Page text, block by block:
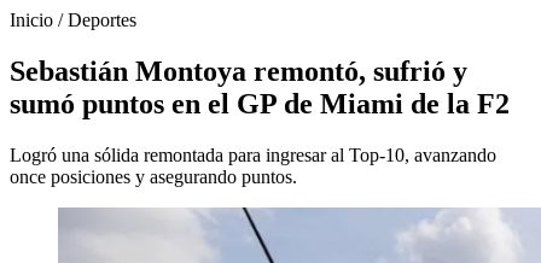
Inicio /Deportes
Sebastián Montoya remontó, sufrió y
sumó puntos en el GP de Miami de la F2
Logró una sólida remontada para ingresar al Top-10, avanzando
once posiciones y asegurando puntos.